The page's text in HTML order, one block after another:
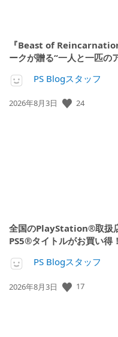
『Beast of
ークが贈る“一人と一匹の
PS Blogスタッフ
公
2026年8月3日 24
全国のPlayStation®取扱
PS5®タイトルがお買い得！
PS Blogスタッフ
公
2026年8月3日 17